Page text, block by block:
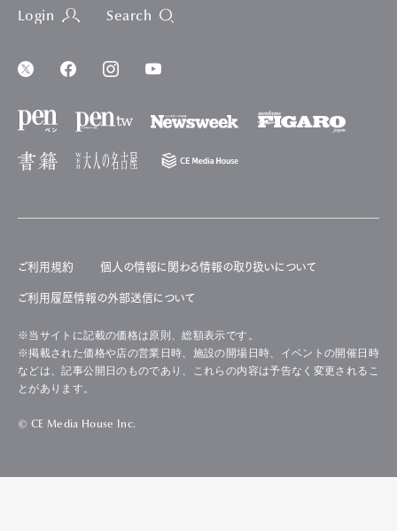
Login Search
ご利用規約 個人の情報に関わる情報の取り扱いについて
ご利用履歴情報の外部送信について
※当サイトに記載の価格は原則、総額表示です。
※掲載された価格や店の営業日時、施設の開場日時、イベントの開催日時
などは、記事公開日のものであり、これらの内容は予告なく変更されるこ
とがあります。
© CE Media House Inc.